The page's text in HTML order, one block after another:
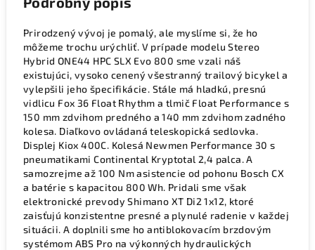
Prirodzený vývoj je pomalý, ale myslíme si, že ho
môžeme trochu urýchliť. V prípade modelu Stereo
Hybrid ONE44 HPC SLX Evo 800 sme vzali náš
existujúci, vysoko cenený všestranný trailový bicykel a
vylepšili jeho špecifikácie. Stále má hladkú, presnú
vidlicu Fox 36 Float Rhythm a tlmič Float Performance s
150 mm zdvihom predného a 140 mm zdvihom zadného
kolesa. Diaľkovo ovládaná teleskopická sedlovka.
Displej Kiox 400C. Kolesá Newmen Performance 30 s
pneumatikami Continental Kryptotal 2,4 palca. A
samozrejme až 100 Nm asistencie od pohonu Bosch CX
a batérie s kapacitou 800 Wh. Pridali sme však
elektronické prevody Shimano XT Di2 1x12, ktoré
zaisťujú konzistentne presné a plynulé radenie v každej
situácii. A doplnili sme ho antiblokovacím brzdovým
systémom ABS Pro na výkonných hydraulických